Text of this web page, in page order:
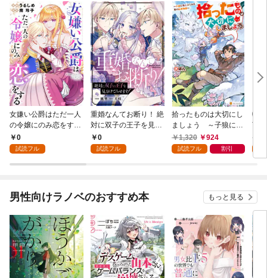
女嫌い公爵はただ一人
の令嬢にのみ恋をする
（分冊版）第１話
0
試読フル
重婚なんてお断り！ 絶
対に双子の王子を見分
けてみせます！（分冊
版） 第１話
0
試読フル
拾ったものは大切にし
ましょう ～子狼に気
に入られた男の転移物
語～
1,320 924
試読フル 割引
転
下
冒
男性向けラノベのおすすめ本 もっと見る